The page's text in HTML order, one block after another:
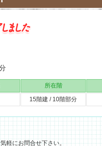
所在階
15階建 / 10階部分
軽にお問合せ下さい。